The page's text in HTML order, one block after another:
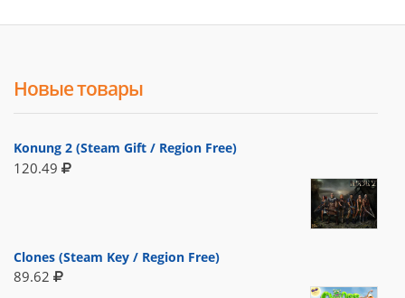
Новые товары
Konung 2 (Steam Gift / Region Free)
120.49
Clones (Steam Key / Region Free)
89.62